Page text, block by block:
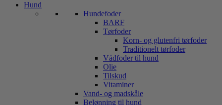
Hund
Hundefoder
BARF
Tørfoder
Korn- og glutenfri tørfoder
Traditionelt tørfoder
Vådfoder til hund
Olie
Tilskud
Vitaminer
Vand- og madskåle
Belønning til hund